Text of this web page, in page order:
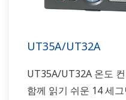
UT35A/UT32A
UT35A/UT32A 온도
함께 읽기 쉬운 14 세